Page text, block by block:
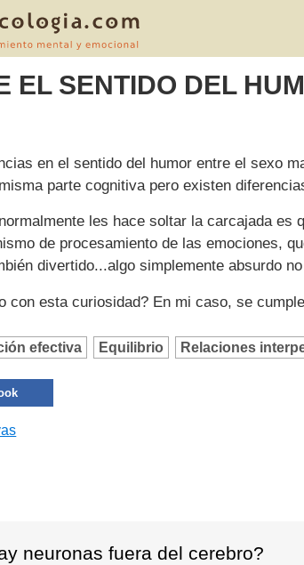
SENTIDO DEL
en el sentido del humor entre el sexo
parte cognitiva pero existen
les hace soltar la carcajada es
de procesamiento de las emociones,
divertido...algo simplemente absurdo
con esta curiosidad? En mi caso, se
efectiva Equilibrio Relaciones
neuronas fuera del cerebro?